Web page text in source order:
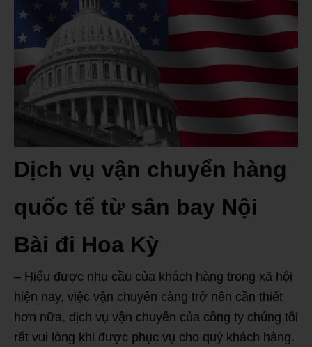
Dịch vụ vận chuyển hàng
quốc tế từ sân bay Nội
Bài đi Hoa Kỳ
– Hiểu được nhu cầu của khách hàng trong xã hội
hiện nay, việc vận chuyển càng trở nên cần thiết
hơn nữa, dịch vụ vận chuyển của công ty chúng tôi
rất vui lòng khi được phục vụ cho quý khách hàng.